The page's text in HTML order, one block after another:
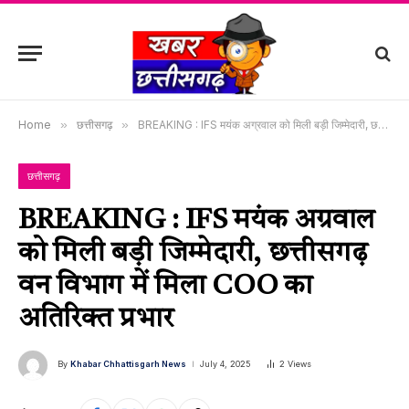
Home » छत्तीसगढ़ » BREAKING : IFS मयंक अग्रवाल को मिली बड़ी जिम्मेदारी, छत्तीसगढ़ वन विभाग में मिला COO का अतिरिक्त प्रभार
छत्तीसगढ़
BREAKING : IFS मयंक अग्रवाल
को मिली बड़ी जिम्मेदारी, छत्तीसगढ़
वन विभाग में मिला COO का
अतिरिक्त प्रभार
By Khabar Chhattisgarh News July 4, 2025 2 Views